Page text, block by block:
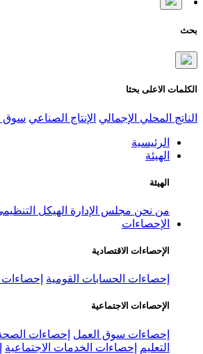
بحث
الكلمات الاعلى بحثا
الناتج المحلي الإجمالي الإنتاج الصناعي سوق
الرئيسية
الهيئة
الهيئة
من نحن مجلس الإدارة الهيكل
الإحصاءات
الإحصاءات الاقتصادية
إحصاءات الحسابات القومية
الإحصاءات الاجتماعية
إحصاءات سوق العمل إحصاءات
التعليم
إحصاءات الخدمات الاجتماعية